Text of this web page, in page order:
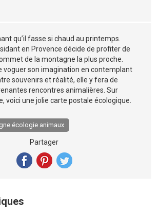
qu’il fasse si chaud au printemps.
en Provence décide de profiter de
de la montagne la plus proche.
voguer son imagination en contemplant
souvenirs et réalité, elle y fera de
rencontres animalières. Sur
voici une jolie carte postale écologique.
écologie animaux
Partager